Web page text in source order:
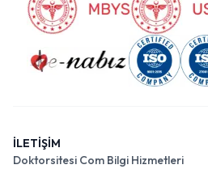
İLETİŞİM
Doktorsitesi Com Bilgi Hizmetleri